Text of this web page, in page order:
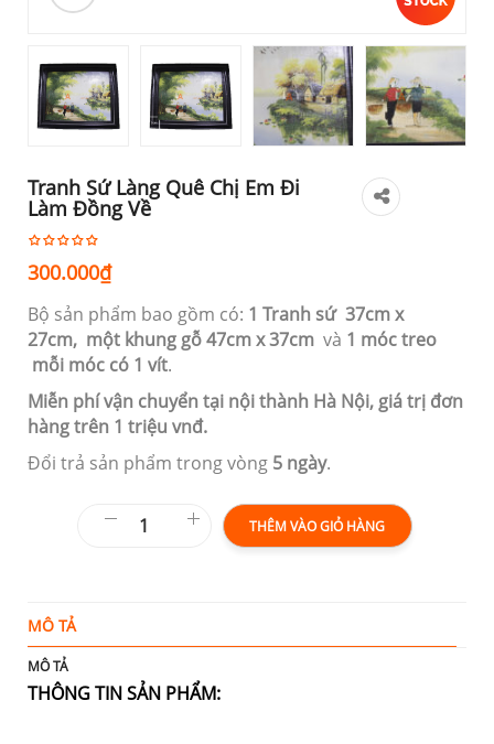
Tranh Sứ Làng Quê Chị Em Đi
Làm Đồng Về
300.000₫
Bộ sản phẩm bao gồm có: 1 Tranh sứ 37cmx
27cm, một khung gỗ 47cm x 37cm và 1 móc treo
mỗi móc có 1 vít.
Miễn phí vận chuyển tại nội thành Hà Nội, giá trị đơn
hàng trên 1 triệu vnđ.
Đổi trả sản phẩm trong vòng 5 ngày.
THÊM VÀO GIỎ HÀNG
MÔ TẢ
MÔ TẢ
THÔNG TIN SẢN PHẨM: